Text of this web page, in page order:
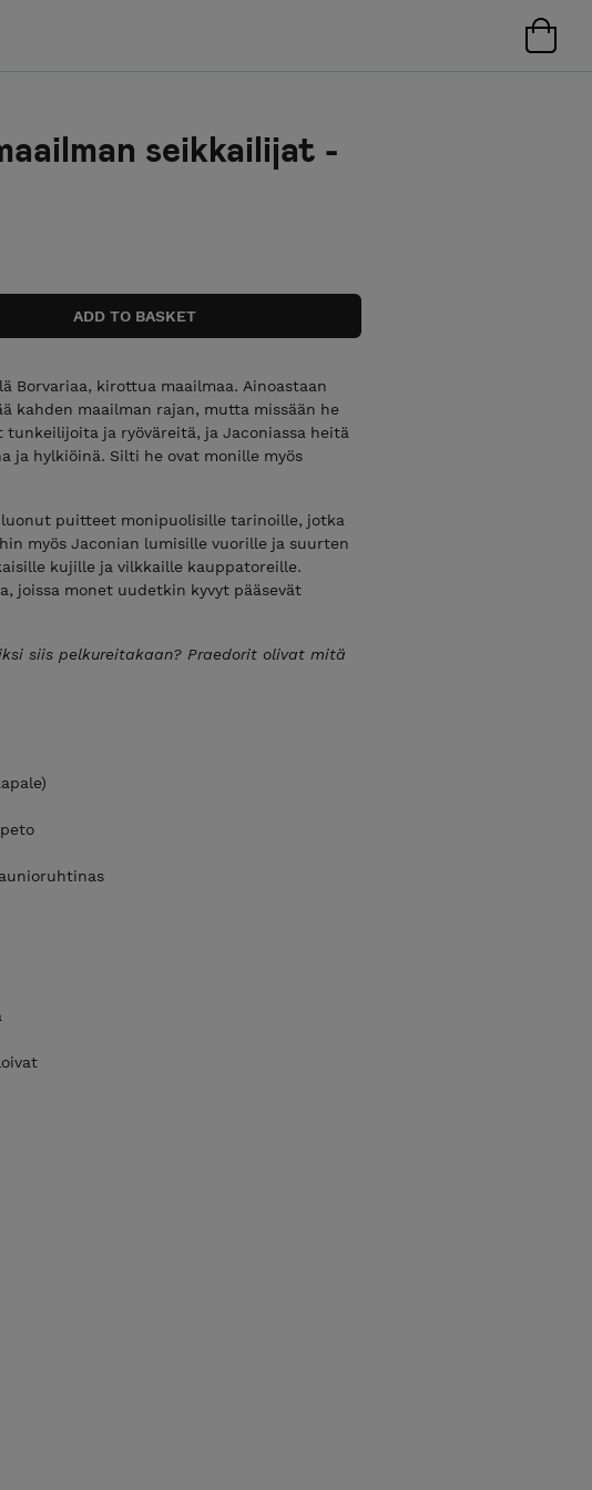
seikkailijat -
Borvariaa, kirottua maailmaa. Ainoastaan
kahden maailman rajan, mutta missään he
ja ryöväreitä, ja Jaconiassa heitä
ja hylkiöinä. Silti he ovat monille myös
puitteet monipuolisille tarinoille, jotka
myös Jaconian lumisille vuorille ja suurten
kujille ja vilkkaille kauppatoreille.
joissa monet uudetkin kyvyt pääsevät
siis pelkureitakaan? Praedorit olivat mitä